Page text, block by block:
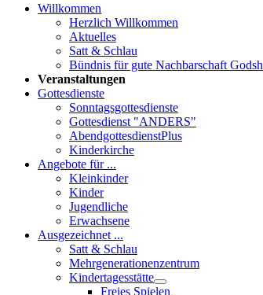
Willkommen
Herzlich Willkommen
Aktuelles
Satt & Schlau
Bündnis für gute Nachbarschaft
Veranstaltungen
Gottesdienste
Sonntagsgottesdienste
Gottesdienst "ANDERS"
AbendgottesdienstPlus
Kinderkirche
Angebote für ...
Kleinkinder
Kinder
Jugendliche
Erwachsene
Ausgezeichnet ...
Satt & Schlau
Mehrgenerationenzentrum
Kindertagesstätte
Freies Spielen